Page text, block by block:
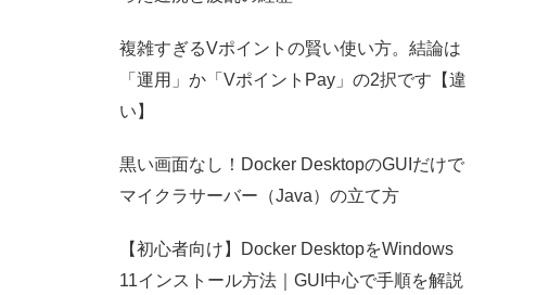
複雑すぎるVポイントの賢い使い方。結論は
「運用」か「VポイントPay」の2択です【違
い】
黒い画面なし！Docker DesktopのGUIだけで
マイクラサーバー（Java）の立て方
【初心者向け】Docker DesktopをWindows
11インストール方法｜GUI中心で手順を解説